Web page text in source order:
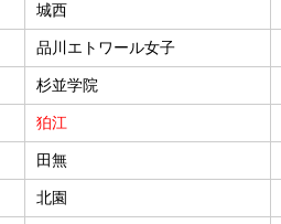
城西
品川エトワール女子
杉並学院
狛江
田無
北園